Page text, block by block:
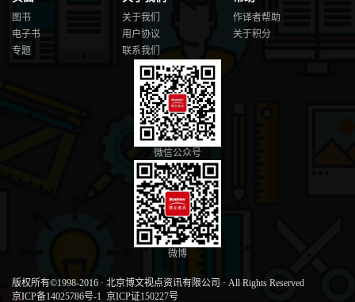
图书
电子书
专题
关于我们
用户协议
联系我们
作译者帮助
关于积分
微信公众号
微博
版权所有©1998-2016 · 北京博文视点资讯有限公司 · All Rights Reserved
京ICP备14025786号-1 京ICP证150227号